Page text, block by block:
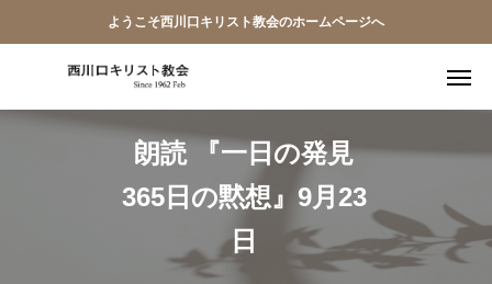
ようこそ西川口キリスト教会のホームページへ
朗読 『一日の発見
365日の黙想』9月23
日
教会員ページ
ようこそ桜並木の教会へ